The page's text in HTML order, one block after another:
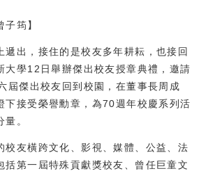
筠】
出，接住的是校友多年耕耘，也接回
大學12日舉辦傑出校友授章典禮，邀請
屆傑出校友回到校園，在董事長周成
下接受榮譽勳章，為70週年校慶系列活
。
友橫跨文化、影視、媒體、公益、法
括第一屆特殊貢獻獎校友、曾任巨童文